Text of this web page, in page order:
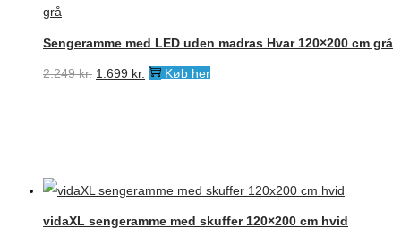
Sengeramme med LED uden madras Hvar 120×200 cm grå
2.249kr. Den
1.699 kr. DenKøb her
vidaXL sengeramme med skuffer 120×200 cm hvid